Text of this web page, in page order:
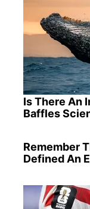
Is There An
Baffles
Remember
Defined An